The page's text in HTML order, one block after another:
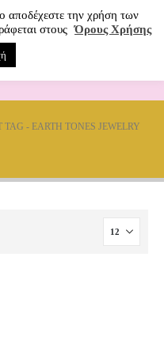
TAG - EARTH TONES JEWELRY
αποδέχεστε την χρήση των
στους Όρους Χρήσης